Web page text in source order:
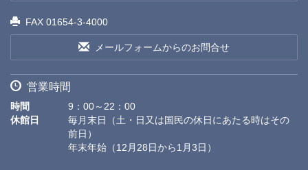
FAX 01654-3-4000
メールフォームからのお問合せ
営業時間
時間
9：00～22：00
休館日
毎月末日（土・日又は国民の休日にあたる時はその
前日）
年末年始（12月28日から1月3日）